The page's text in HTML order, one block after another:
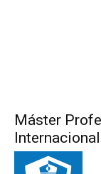
Máster